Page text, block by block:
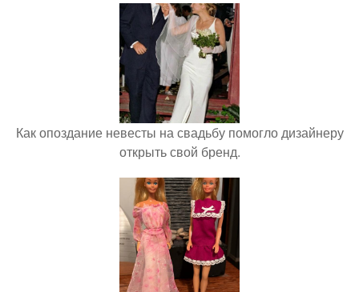
Как опоздание невесты на свадьбу помогло дизайнеру
открыть свой бренд.